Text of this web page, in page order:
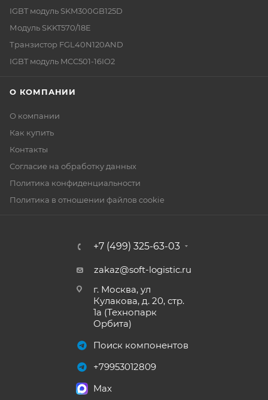
IGBT модуль SKM300GB125D
Модуль SKKT570/18E
Транзистор FGL40N120AND
IGBT модуль MCC501-16IO2
О КОМПАНИИ
О компании
Как купить
Контакты
Согласие на обработку данных
Политика конфиденциальности
Политика в отношении файлов cookie
+7 (499) 325-63-03
zakaz@soft-logistic.ru
г. Москва, ул
Кулакова, д. 20, стр.
1а (Технопарк
Орбита)
Поиск компонентов
+79953012809
Max